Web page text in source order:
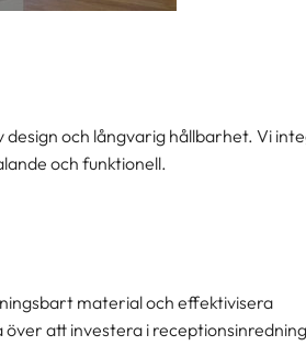
och långvarig hållbarhet. Vi
och funktionell.
material och effektivisera
att investera i